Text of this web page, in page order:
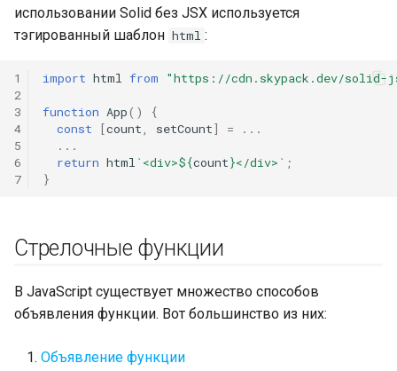
использовании Solid без JSX используется
тэгированный шаблон html :
1
2
3
4
5
6
7
import html from "https://cdn.skypack.dev/solid-
function App()
{
const
[count setCount] =
...
...
return html `<div>${count}</div>` ;
}
Стрелочные функции
В JavaScript существует множество способов
объявления функции. Вот большинство из них:
Объявление функции